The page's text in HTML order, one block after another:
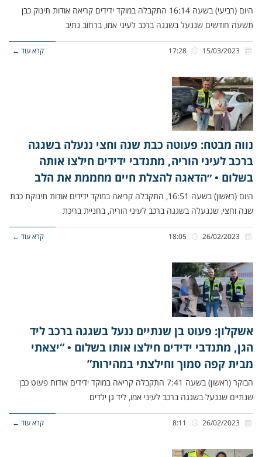
היום (רביעי) בשעה 16:14 התקבלה במוקד ידידים קריאה אודות תינוק כבן
תשעה חודשים שננעל בשגגה ברכב לעיני אמו, ברחוב נתיב
קרא עוד ←
נווה מבטח: פעוטה כבת שנה וחצי ננעלה בשגגה
ברכב לעיני הוריה, מתנדבי ידידים חילצו אותה
בשלום • ״הדאגה להצלת חיים מחממת את הלב
היום (ראשון) בשעה 16:51, התקבלה קריאה במוקד ידידים אודות תינוקת כבת
שנה וחצי, שננעלה בשגגה ברכב לעיני הוריה, בחניית בריכת
קרא עוד ←
אשקלון: פעוט בן שנתיים ננעל בשגגה ברכב ליד
הגן, מתנדבי ידידים חילצו אותו בשלום • “יצאתי
מבית קפה סמוך וחילצתי במהירות”
הבוקר (ראשון) בשעה 7:41 התקבלה קריאה במוקד ידידים אודות פעוט כבן
שנתיים שננעל בשגגה ברכב לעיני אמו, ליד גן ילדים
קרא עוד ←